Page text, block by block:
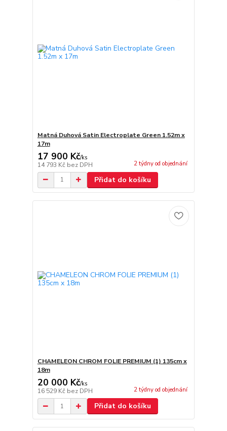
Matná Duhová Satin Electroplate Green 1.52m x
17m
17 900 Kč/ks
14 793 Kč bez DPH 2 týdny od objednání
Přidat do košíku
CHAMELEON CHROM FOLIE PREMIUM (1) 135cm x
18m
20 000 Kč/ks
16 529 Kč bez DPH 2 týdny od objednání
Přidat do košíku